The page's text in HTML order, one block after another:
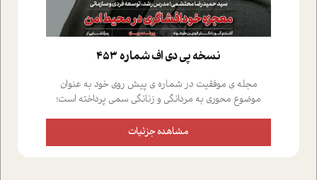
نسخه پي دي اف شماره 453
مجله ی موفقیت در شماره ی پیش روی خود به عنوان
موضوع محوری به مردانگی و زنانگی سمی پرداخته است؛
علیخواه، جامعه شناس در بخش های مختلف تلاش کرده ایم
از دریچه های گوناگون به این موضوع مهم بپردازیم.فصل
مشاهده جزئیات